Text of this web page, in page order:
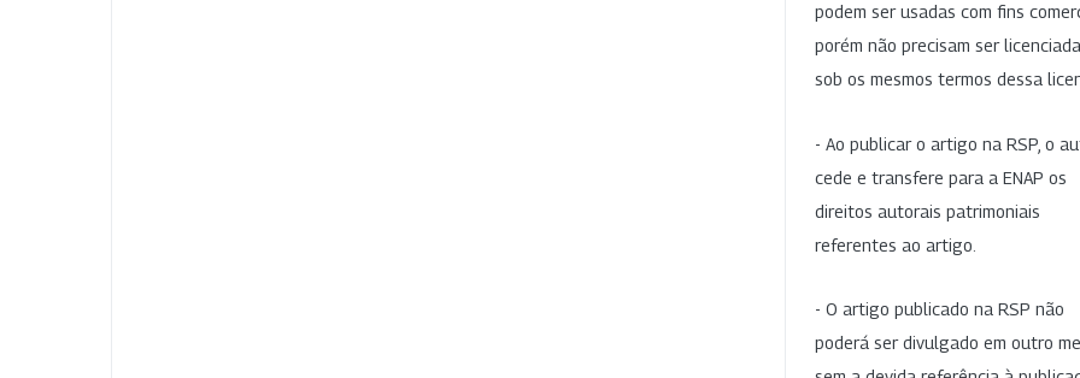
podem ser usadas com fins
porém não precisam ser
sob os mesmos termos dessa
- Ao publicar o artigo na RSP, o
cede e transfere para a ENAP os
direitos autorais patrimoniais
referentes ao artigo.
- O artigo publicado na RSP não
poderá ser divulgado em outro